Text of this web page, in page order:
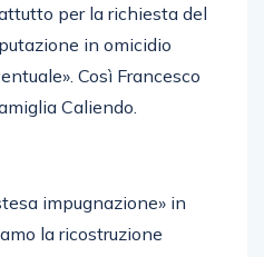
per la richiesta del
in omicidio
Così Francesco
Caliendo.
impugnazione» in
la ricostruzione